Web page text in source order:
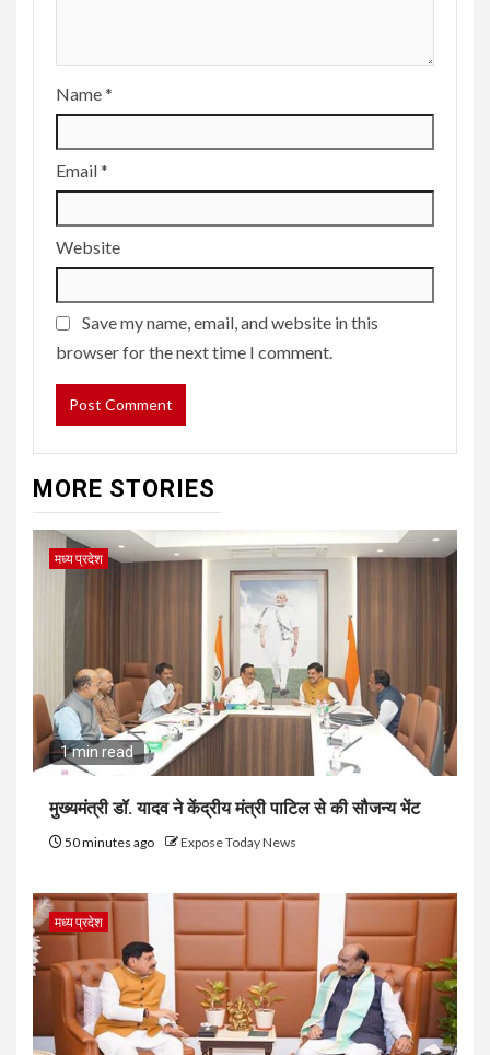
Name*
Email*
Website
Save my name, email, and website in this
browser for the next time I comment.
MORE STORIES
मध्य प्रदेश
1 min read
मुख्यमंत्री डॉ. यादव ने केंद्रीय मंत्री पाटिल से की सौजन्य भेंट
50 minutes ago Expose Today News
मध्य प्रदेश